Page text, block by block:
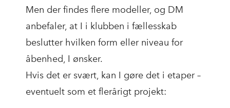
Men der findes flere modeller, og DM
anbefaler, at I i klubben i fællesskab
beslutter hvilken form eller niveau for
åbenhed, I ønsker.
Hvis det er svært, kan I gøre det i etaper –
eventuelt som et flerårigt projekt: